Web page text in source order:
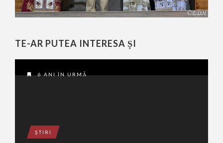
TE-AR PUTEA INTERESA ȘI
6 ANI ÎN URMĂ
ŞTIRI